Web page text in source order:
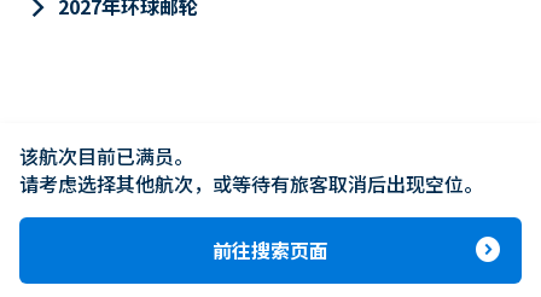
2027年环球邮轮
该航次目前已满员。
请考虑选择其他航次，或等待有旅客取消后出现空位。
前往搜索页面 expand_circle_right